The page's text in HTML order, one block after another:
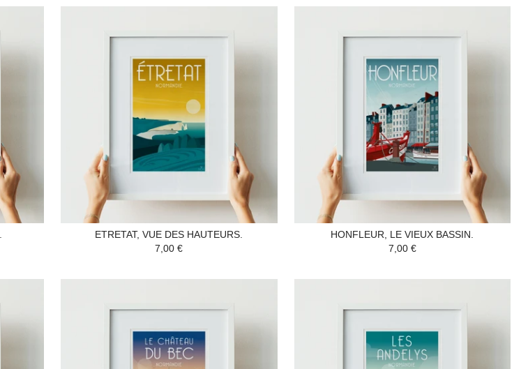
ETRETAT, VUE DES HAUTEURS.
7,00 €
HONFLEUR, LE VIEUX BASSIN.
7,00 €